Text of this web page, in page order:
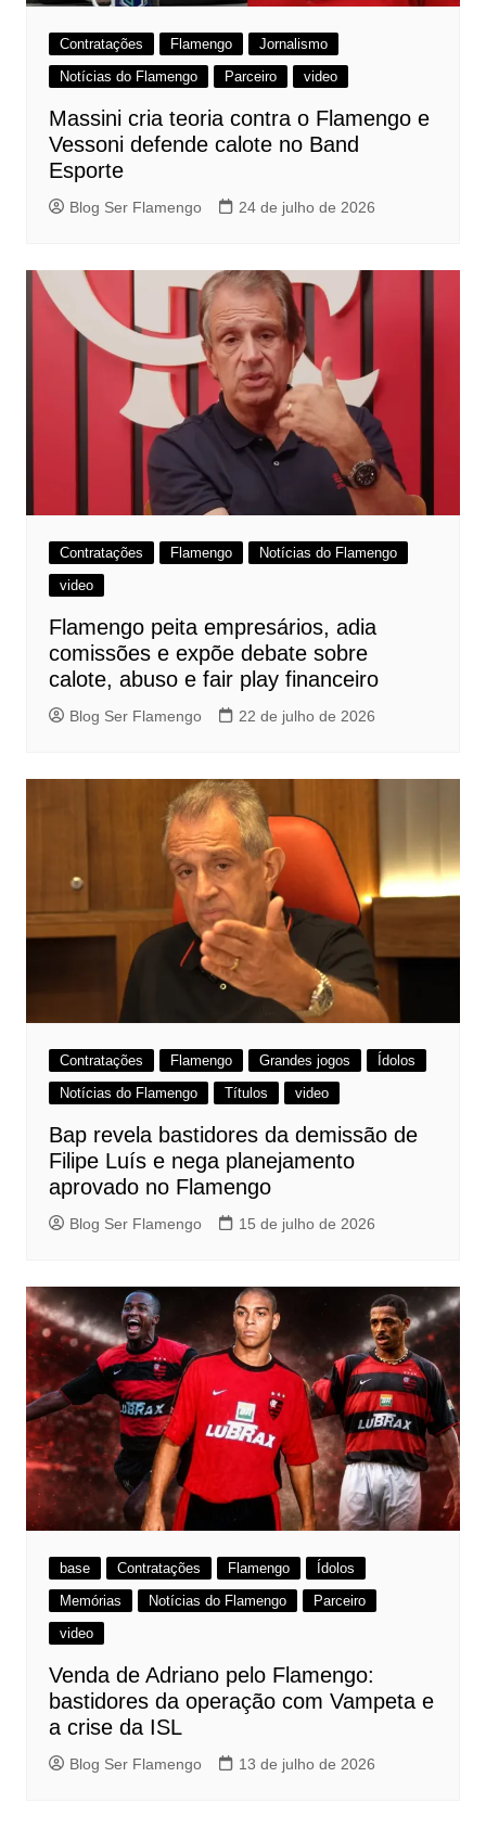
Contratações Flamengo
Jornalismo
Notícias do Flamengo
Parceiro video
Massini cria teoria contra o Flamengo e
Vessoni defende calote no Band
Esporte
Blog Ser Flamengo 24 de julho de 2026
Contratações Flamengo
Notícias do Flamengo
video
Flamengo peita empresários, adia
comissões e expõe debate sobre
calote, abuso e fair play financeiro
Blog Ser Flamengo 22 de julho de 2026
Contratações Flamengo Grandes jogos
Ídolos
Notícias do Flamengo
Títulos video
Bap revela bastidores da demissão de
Filipe Luís e nega planejamento
aprovado no Flamengo
Blog Ser Flamengo 15 de julho de 2026
base Contratações Flamengo
Ídolos
Memórias
Notícias do Flamengo
Parceiro
video
Venda de Adriano pelo Flamengo:
bastidores da operação com Vampeta e
a crise da ISL
Blog Ser Flamengo 13 de julho de 2026